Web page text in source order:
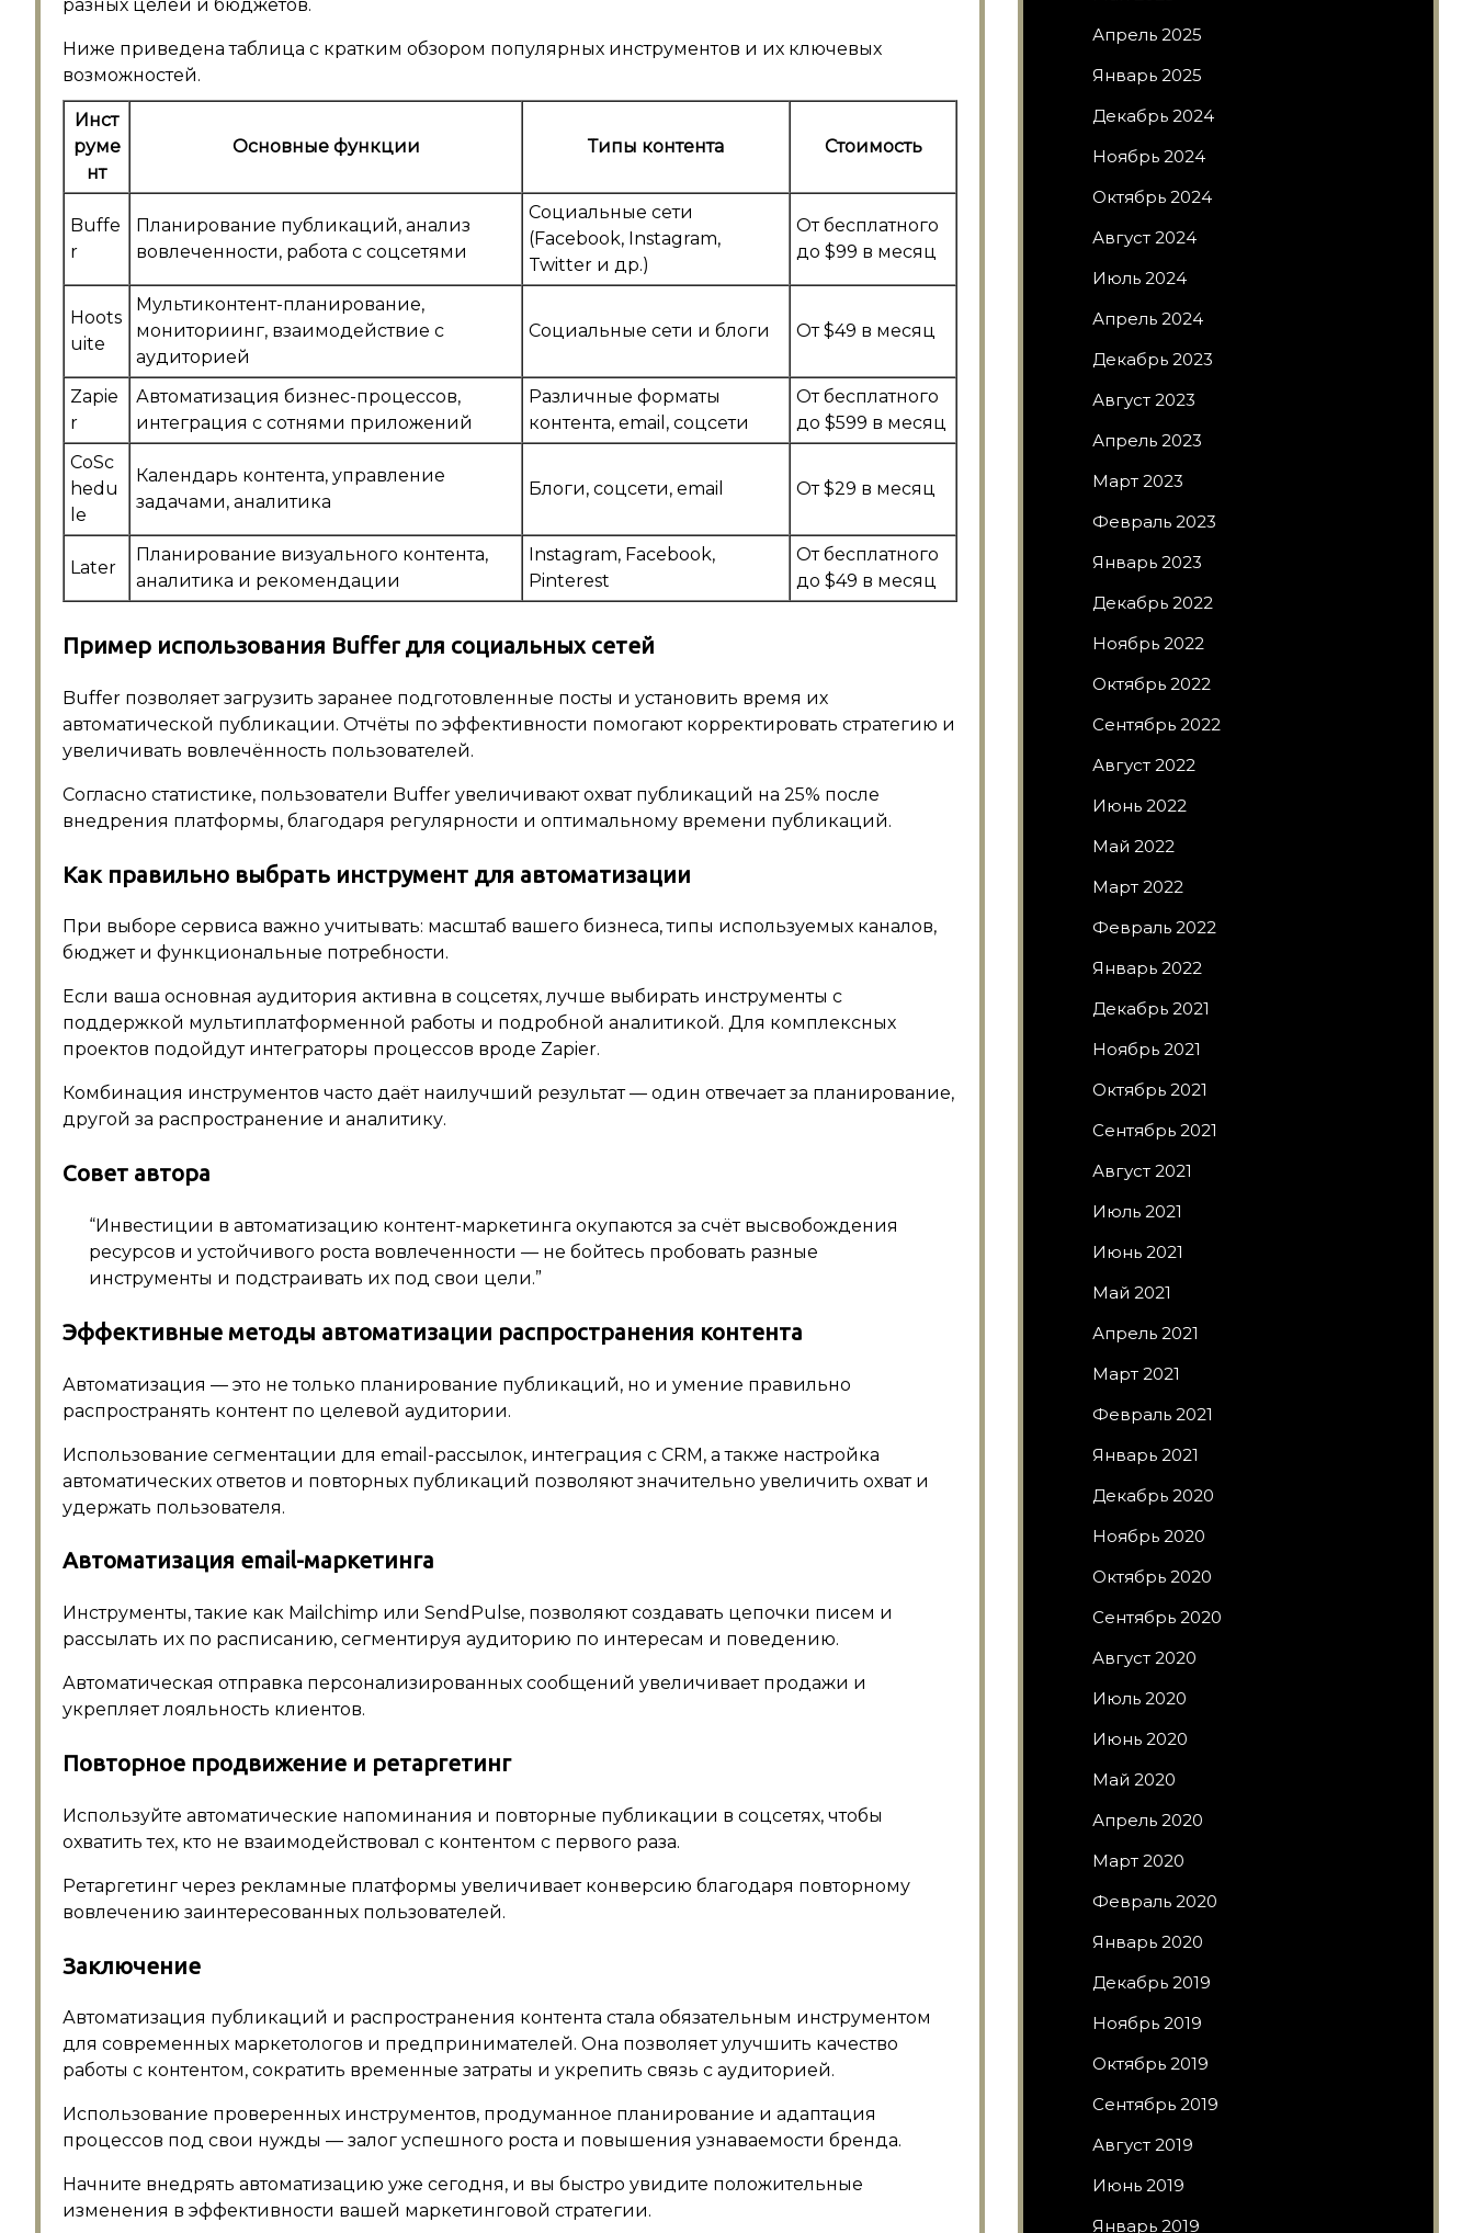
разных целей и бюджетов.
Ниже приведена таблица с кратким обзором популярных инструментов и их ключевых
возможностей.
Инст
руме
нт
Основные функции Типы контента Стоимость
Buffe
r
Планирование публикаций, анализ
вовлеченности, работа с соцсетями
Социальные сети
(Facebook, Instagram,
Twitter и др.)
От бесплатного
до $99 в месяц
Hoots
uite
Мультиконтент-планирование,
мониториинг, взаимодействие с
аудиторией
Социальные сети и блоги От $49 в месяц
Zapie
r
Автоматизация бизнес-процессов,
интеграция с сотнями приложений
Различные форматы
контента, email, соцсети
От бесплатного
до $599 в месяц
CoSc
hedu
le
Календарь контента, управление
задачами, аналитика
Блоги, соцсети, email От $29 в месяц
Later
Планирование визуального контента,
аналитика и рекомендации
Instagram, Facebook,
Pinterest
От бесплатного
до $49 в месяц
Пример использования Buffer для социальных сетей
Buffer позволяет загрузить заранее подготовленные посты и установить время их
автоматической публикации. Отчёты по эффективности помогают корректировать стратегию и
увеличивать вовлечённость пользователей.
Согласно статистике, пользователи Buffer увеличивают охват публикаций на 25% после
внедрения платформы, благодаря регулярности и оптимальному времени публикаций.
Как правильно выбрать инструмент для автоматизации
При выборе сервиса важно учитывать: масштаб вашего бизнеса, типы используемых каналов,
бюджет и функциональные потребности.
Если ваша основная аудитория активна в соцсетях, лучше выбирать инструменты с
поддержкой мультиплатформенной работы и подробной аналитикой. Для комплексных
проектов подойдут интеграторы процессов вроде Zapier.
Комбинация инструментов часто даёт наилучший результат — один отвечает за планирование,
другой за распространение и аналитику.
Совет автора
“Инвестиции в автоматизацию контент-маркетинга окупаются за счёт высвобождения
ресурсов и устойчивого роста вовлеченности — не бойтесь пробовать разные
инструменты и подстраивать их под свои цели.”
Эффективные методы автоматизации распространения контента
Автоматизация — это не только планирование публикаций, но и умение правильно
распространять контент по целевой аудитории.
Использование сегментации для email-рассылок, интеграция с CRM, а также настройка
автоматических ответов и повторных публикаций позволяют значительно увеличить охват и
удержать пользователя.
Автоматизация email-маркетинга
Инструменты, такие как Mailchimp или SendPulse, позволяют создавать цепочки писем и
рассылать их по расписанию, сегментируя аудиторию по интересам и поведению.
Автоматическая отправка персонализированных сообщений увеличивает продажи и
укрепляет лояльность клиентов.
Повторное продвижение и ретаргетинг
Используйте автоматические напоминания и повторные публикации в соцсетях, чтобы
охватить тех, кто не взаимодействовал с контентом с первого раза.
Ретаргетинг через рекламные платформы увеличивает конверсию благодаря повторному
вовлечению заинтересованных пользователей.
Заключение
Автоматизация публикаций и распространения контента стала обязательным инструментом
для современных маркетологов и предпринимателей. Она позволяет улучшить качество
работы с контентом, сократить временные затраты и укрепить связь с аудиторией.
Использование проверенных инструментов, продуманное планирование и адаптация
процессов под свои нужды — залог успешного роста и повышения узнаваемости бренда.
Начните внедрять автоматизацию уже сегодня, и вы быстро увидите положительные
изменения в эффективности вашей маркетинговой стратегии.
Апрель 2025
Январь 2025
Декабрь 2024
Ноябрь 2024
Октябрь 2024
Август 2024
Июль 2024
Апрель 2024
Декабрь 2023
Август 2023
Апрель 2023
Март 2023
Февраль 2023
Январь 2023
Декабрь 2022
Ноябрь 2022
Октябрь 2022
Сентябрь 2022
Август 2022
Июнь 2022
Май 2022
Март 2022
Февраль 2022
Январь 2022
Декабрь 2021
Ноябрь 2021
Октябрь 2021
Сентябрь 2021
Август 2021
Июль 2021
Июнь 2021
Май 2021
Апрель 2021
Март 2021
Февраль 2021
Январь 2021
Декабрь 2020
Ноябрь 2020
Октябрь 2020
Сентябрь 2020
Август 2020
Июль 2020
Июнь 2020
Май 2020
Апрель 2020
Март 2020
Февраль 2020
Январь 2020
Декабрь 2019
Ноябрь 2019
Октябрь 2019
Сентябрь 2019
Август 2019
Июнь 2019
Январь 2019